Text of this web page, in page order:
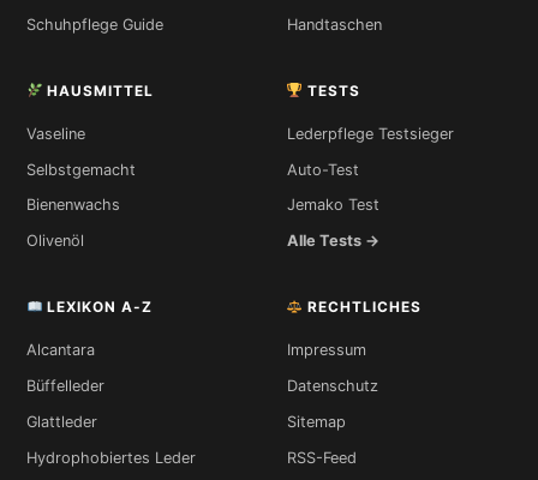
Schuhpflege Guide
Handtaschen
HAUSMITTEL
Vaseline
Selbstgemacht
Bienenwachs
Olivenöl
TESTS
Lederpflege Testsieger
Auto-Test
Jemako Test
Alle Tests →
LEXIKON A-Z
Alcantara
Büffelleder
Glattleder
Hydrophobiertes Leder
RECHTLICHES
Impressum
Datenschutz
Sitemap
RSS-Feed